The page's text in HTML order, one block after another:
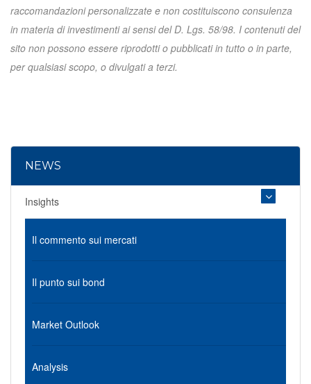
raccomandazioni personalizzate e non costituiscono consulenza
in materia di investimenti ai sensi del D. Lgs. 58/98. I contenuti del
sito non possono essere riprodotti o pubblicati in tutto o in parte,
per qualsiasi scopo, o divulgati a terzi.
NEWS
Insights
Il commento sui mercati
Il punto sui bond
Market Outlook
Analysis